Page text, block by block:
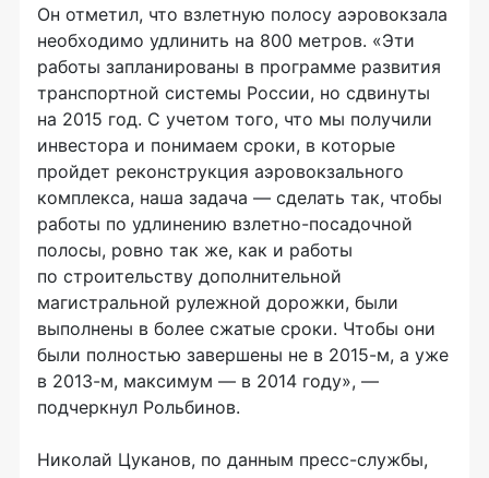
Он отметил, что взлетную полосу аэровокзала
необходимо удлинить на 800 метров. «Эти
работы запланированы в программе развития
транспортной системы России, но сдвинуты
на 2015 год. С учетом того, что мы получили
инвестора и понимаем сроки, в которые
пройдет реконструкция аэровокзального
комплекса, наша задача — сделать так, чтобы
работы по удлинению взлетно-посадочной
полосы, ровно так же, как и работы
по строительству дополнительной
магистральной рулежной дорожки, были
выполнены в более сжатые сроки. Чтобы они
были полностью завершены не в 2015-м, а уже
в 2013-м, максимум — в 2014 году», —
подчеркнул Рольбинов.
Николай Цуканов, по данным пресс-службы,